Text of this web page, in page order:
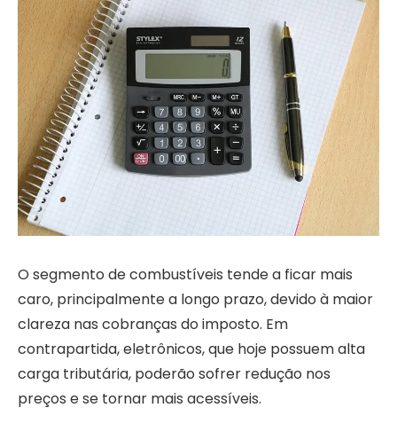
O segmento de combustíveis tende a ficar mais
caro, principalmente a longo prazo, devido à maior
clareza nas cobranças do imposto. Em
contrapartida, eletrônicos, que hoje possuem alta
carga tributária, poderão sofrer redução nos
preços e se tornar mais acessíveis.